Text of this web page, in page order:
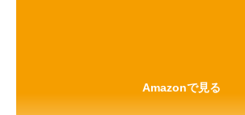
Amazonで見る